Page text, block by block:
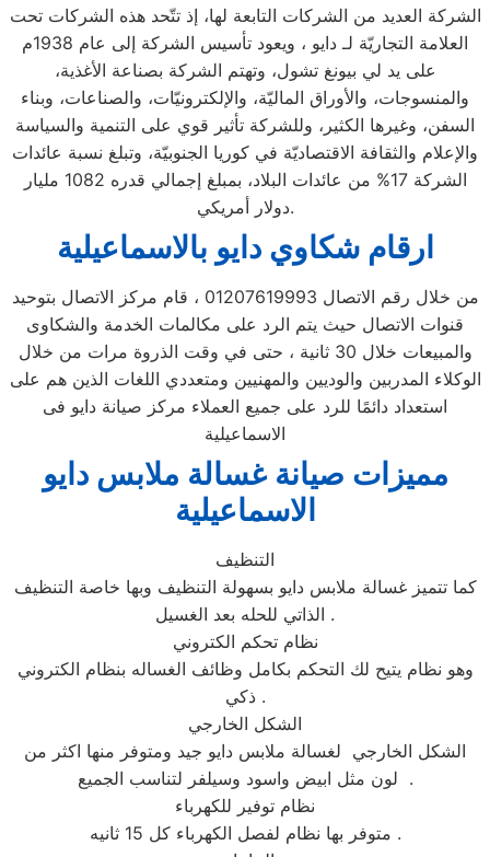
الشركة العديد من الشركات التابعة لها، إذ تتّحد هذه الشركات تحت
العلامة التجاريّة لـ دايو ، ويعود تأسيس الشركة إلى عام 1938م
على يد لي بيونغ تشول، وتهتم الشركة بصناعة الأغذية،
والمنسوجات، والأوراق الماليّة، والإلكترونيّات، والصناعات، وبناء
السفن، وغيرها الكثير، وللشركة تأثير قوي على التنمية والسياسة
والإعلام والثقافة الاقتصاديّة في كوريا الجنوبيّة، وتبلغ نسبة عائدات
الشركة 17% من عائدات البلاد، بمبلغ إجمالي قدره 1082 مليار
دولار أمريكي.
ارقام شكاوي دايو بالاسماعيلية
من خلال رقم الاتصال 01207619993 ، قام مركز الاتصال بتوحيد
قنوات الاتصال حيث يتم الرد على مكالمات الخدمة والشكاوى
والمبيعات خلال 30 ثانية ، حتى في وقت الذروة مرات من خلال
الوكلاء المدربين والوديين والمهنيين ومتعددي اللغات الذين هم على
استعداد دائمًا للرد على جميع العملاء مركز صيانة دايو فى
الاسماعيلية
مميزات صيانة غسالة ملابس دايو
الاسماعيلية
التنظيف
كما تتميز غسالة ملابس دايو بسهولة التنظيف وبها خاصة التنظيف
الذاتي للحله بعد الغسيل .
نظام تحكم الكتروني
وهو نظام يتيح لك التحكم بكامل وظائف الغساله بنظام الكتروني
ذكي .
الشكل الخارجي
الشكل الخارجي لغسالة ملابس دايو جيد ومتوفر منها اكثر من
لون مثل ابيض واسود وسيلفر لتناسب الجميع .
نظام توفير للكهرباء
متوفر بها نظام لفصل الكهرباء كل 15 ثانيه .